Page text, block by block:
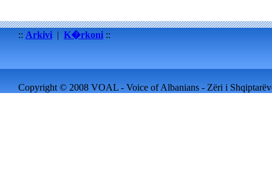
:: Arkivi | K�rkoni ::
Copyright © 2008 VOAL - Voice of Albanians - Zëri i